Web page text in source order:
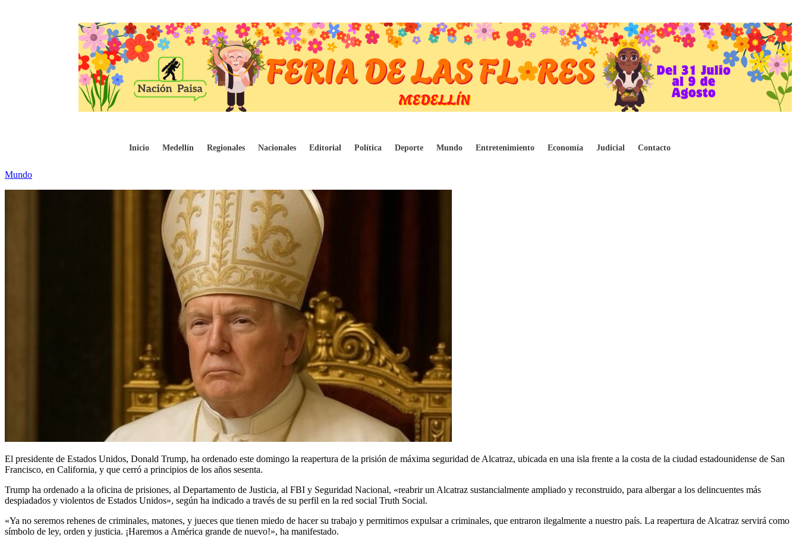
Inicio Medellín Regionales Nacionales Editorial Política Deporte Mundo Entretenimiento Economía Judicial Contacto
Donald Trump ordena reapertura de la cárcel de Alcartraz
Mundo
El presidente de Estados Unidos, Donald Trump, ha ordenado este domingo la reapertura de la prisión de máxima seguridad de Alcatraz, ubicada en una isla frente a la costa de la ciudad estadounidense de San
Francisco, en California, y que cerró a principios de los años sesenta.
Trump ha ordenado a la oficina de prisiones, al Departamento de Justicia, al FBI y Seguridad Nacional, «reabrir un Alcatraz sustancialmente ampliado y reconstruido, para albergar a los delincuentes más
despiadados y violentos de Estados Unidos», según ha indicado a través de su perfil en la red social Truth Social.
«Ya no seremos rehenes de criminales, matones, y jueces que tienen miedo de hacer su trabajo y permitirnos expulsar a criminales, que entraron ilegalmente a nuestro país. La reapertura de Alcatraz servirá como
símbolo de ley, orden y justicia. ¡Haremos a América grande de nuevo!», ha manifestado.